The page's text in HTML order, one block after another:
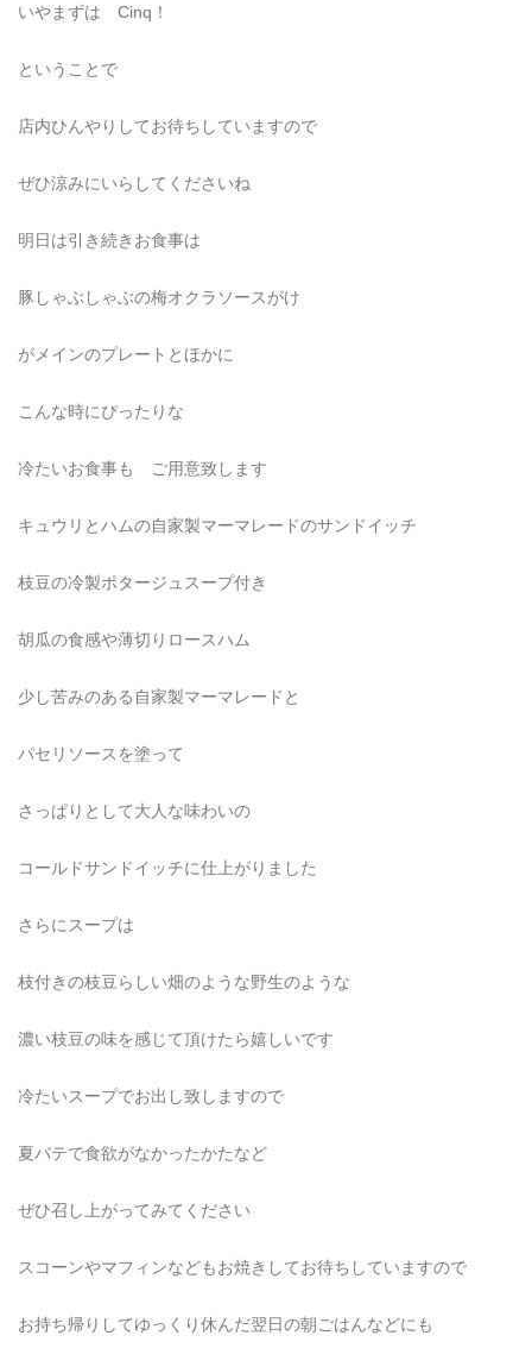
いやまずは Cinq！
ということで
店内ひんやりしてお待ちしていますので
ぜひ涼みにいらしてくださいね
明日は引き続きお食事は
豚しゃぶしゃぶの梅オクラソースがけ
がメインのプレートとほかに
こんな時にぴったりな
冷たいお食事も ご用意致します
キュウリとハムの自家製マーマレードのサンドイッチ
枝豆の冷製ポタージュスープ付き
胡瓜の食感や薄切りロースハム
少し苦みのある自家製マーマレードと
パセリソースを塗って
さっぱりとして大人な味わいの
コールドサンドイッチに仕上がりました
さらにスープは
枝付きの枝豆らしい畑のような野生のような
濃い枝豆の味を感じて頂けたら嬉しいです
冷たいスープでお出し致しますので
夏バテで食欲がなかったかたなど
ぜひ召し上がってみてください
スコーンやマフィンなどもお焼きしてお待ちしていますので
お持ち帰りしてゆっくり休んだ翌日の朝ごはんなどにも